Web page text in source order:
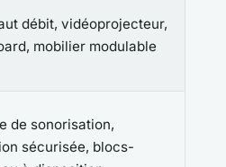
débit, vidéoprojecteur,
mobilier modulable
de sonorisation,
sécurisée, blocs-